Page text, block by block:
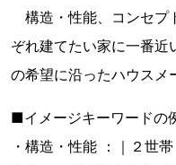
構造・性能、コンセプ
ぞれ建てたい家に一番近
の希望に沿ったハウスメ
■イメージキーワードの
・構造・性能 ：｜２世